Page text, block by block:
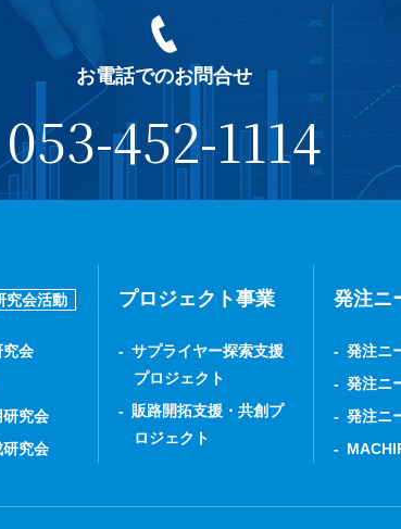
お電話でのお問合せ
053-452-1114
究会活動
究会
究会
究会
プロジェクト事業
サプライヤー探索支援
プロジェクト
販路開拓支援・共創プ
ロジェクト
発注ニ
発注ニ
発注ニ
発注ニ